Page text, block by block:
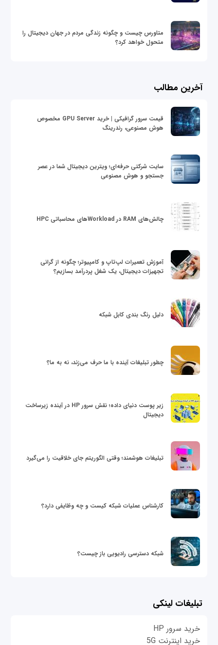
متاورس چیست و چگونه زندگی مردم در جهان دیجیتال را
متحول خواهد کرد؟
آخرین مطالب
قیمت سرور گرافیکی | خرید GPU Server مخصوص
هوش مصنوعی، رندرینگ
سایت شرکتی حرفه‌ای؛ ویترین دیجیتال شما در عصر
جستجو و هوش مصنوعی
چالش‌های RAM در Workloadهای محاسباتی HPC
آموزش تعمیرات لپ‌تاپ و کامپیوتر؛ چگونه از گرانی
تجهیزات دیجیتال، یک شغل پردرآمد بسازیم؟
دلیل رنگ بندی کابل شبکه
چطور تبلیغات آینده با ما حرف می‌زند، نه به ما؟
زیر پوست دنیای داده؛ نقش سرور HP در آینده زیرساخت
دیجیتال
تبلیغات هوشمند؛ وقتی الگوریتم جای خلاقیت را می‌گیرد
کارشناس عملیات شبکه کیست و چه وظایفی دارد؟
شبکه دسترسی رادیویی باز چیست؟
تبلیغات لینکی
خرید سرور HP
خرید اینترنت 5G